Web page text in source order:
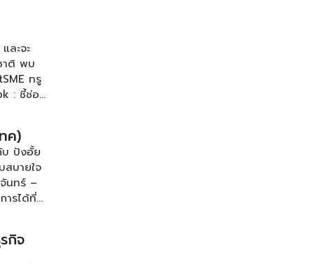
ละจะ
าติ พบ
ทรู
: ชี้ช่อง
ค)
บ ปังอั้ย
สบายใจ
นทร์ –
ารได้ที่
กิจ